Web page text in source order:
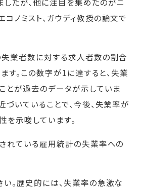
ノミスト、ガウディ教授の論文で
失業者数に対する求人者数の割合
す。この数字が1に達すると、失業
とが過去のデータが示していま
づいていることで、今後、失業率が
示唆しています。
れている雇用統計の失業率への
。歴史的には、失業率の急激な